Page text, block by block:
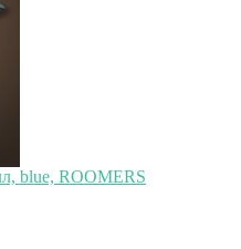
blue, ROOMERS